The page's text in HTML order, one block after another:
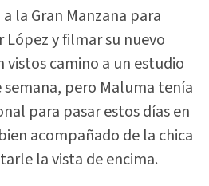
la Gran Manzana para
López y filmar su nuevo
vistos camino a un estudio
pero Maluma tenía
para pasar estos días en
acompañado de la chica
la vista de encima.